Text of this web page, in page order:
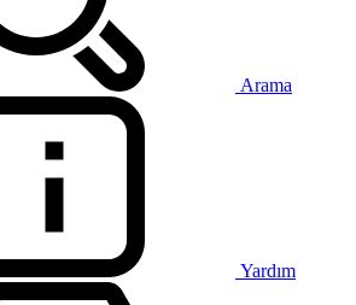
Arama
Yardım